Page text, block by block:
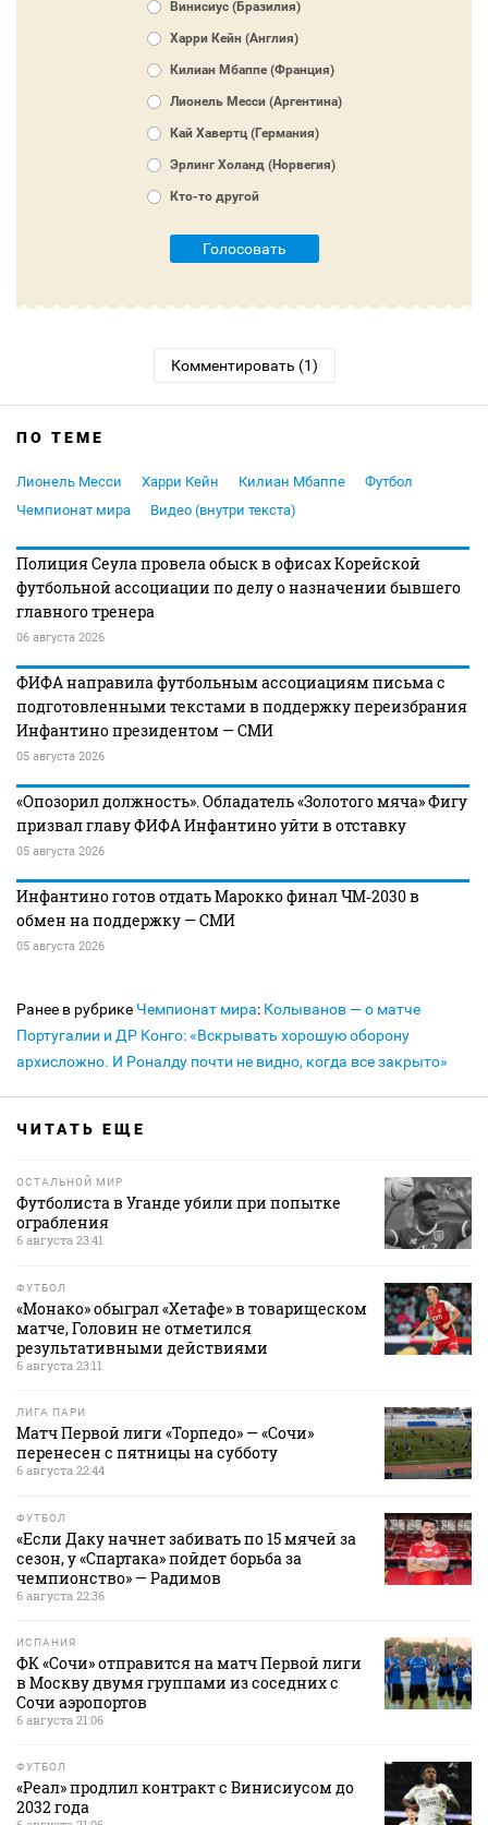
Винисиус (Бразилия)
Харри Кейн (Англия)
Килиан Мбаппе (Франция)
Лионель Месси (Аргентина)
Кай Хавертц (Германия)
Эрлинг Холанд (Норвегия)
Кто-то другой
Голосовать
Комментировать (1)
ПО ТЕМЕ
Лионель Месси Харри Кейн Килиан Мбаппе
Футбол
Чемпионат мира
Видео (внутри текста)
Полиция Сеула провела обыск в офисах Корейской
футбольной ассоциации по делу о назначении бывшего
главного тренера
06 августа 2026
ФИФА направила футбольным ассоциациям письма с
подготовленными текстами в поддержку переизбрания
Инфантино президентом — СМИ
05 августа 2026
«Опозорил должность». Обладатель «Золотого мяча» Фигу
призвал главу ФИФА Инфантино уйти в отставку
05 августа 2026
Инфантино готов отдать Марокко финал ЧМ‑2030 в
обмен на поддержку — СМИ
05 августа 2026
Ранее в рубрике Чемпионат мира: Колыванов — о матче
Португалии и ДР Конго: «Вскрывать хорошую оборону
архисложно. И Роналду почти не видно, когда все закрыто»
ЧИТАТЬ ЕЩЕ
ОСТАЛЬНОЙ МИР
Футболиста в Уганде убили при попытке
ограбления
6 августа 23:41
ФУТБОЛ
«Монако» обыграл «Хетафе» в товарищеском
матче, Головин не отметился
результативными действиями
6 августа 23:11
ЛИГА ПАРИ
Матч Первой лиги «Торпедо» — «Сочи»
перенесен с пятницы на субботу
6 августа 22:44
ФУТБОЛ
«Если Даку начнет забивать по 15 мячей за
сезон, у «Спартака» пойдет борьба за
чемпионство» — Радимов
6 августа 22:36
ИСПАНИЯ
ФК «Сочи» отправится на матч Первой лиги
в Москву двумя группами из соседних с
Сочи аэропортов
6 августа 21:06
ФУТБОЛ
«Реал» продлил контракт с Винисиусом до
2032 года